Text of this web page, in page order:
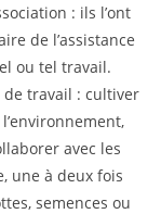
: ils l’ont
de l’assistance
ou tel travail.
de travail : cultiver
avec les
une à deux fois
semences ou